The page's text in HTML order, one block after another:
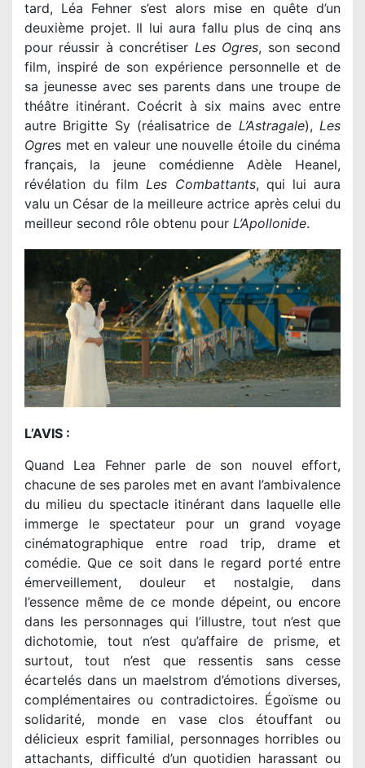
tard, Léa Fehner s’est alors mise en quête d’un
deuxième projet. Il lui aura fallu plus de cinq ans
pour réussir à concrétiser Les Ogres, son second
film, inspiré de son expérience personnelle et de
sa jeunesse avec ses parents dans une troupe de
théâtre itinérant. Coécrit à six mains avec entre
autre Brigitte Sy (réalisatrice de L’Astragale),Les
Ogres met en valeur une nouvelle étoile du cinéma
français, la jeune comédienne Adèle Heanel,
révélation du filmLes Combattants, qui lui aura
valu un César de la meilleure actrice après celui du
meilleur second rôle obtenu pour L’Apollonide.
L’AVIS :
Quand Lea Fehner parle de son nouvel effort,
chacune de ses paroles met en avant l’ambivalence
du milieu du spectacle itinérant dans laquelle elle
immerge le spectateur pour un grand voyage
cinématographique entre road trip, drame et
comédie. Que ce soit dans le regard porté entre
émerveillement, douleur et nostalgie, dans
l’essence même de ce monde dépeint, ou encore
dans les personnages qui l’illustre, tout n’est que
dichotomie, tout n’est qu’affaire de prisme, et
surtout, tout n’est que ressentis sans cesse
écartelés dans un maelstrom d’émotions diverses,
complémentaires ou contradictoires. Égoïsme ou
solidarité, monde en vase clos étouffant ou
délicieux esprit familial, personnages horribles ou
attachants, difficulté d’un quotidien harassant ou